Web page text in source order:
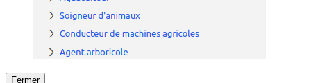
Fermer